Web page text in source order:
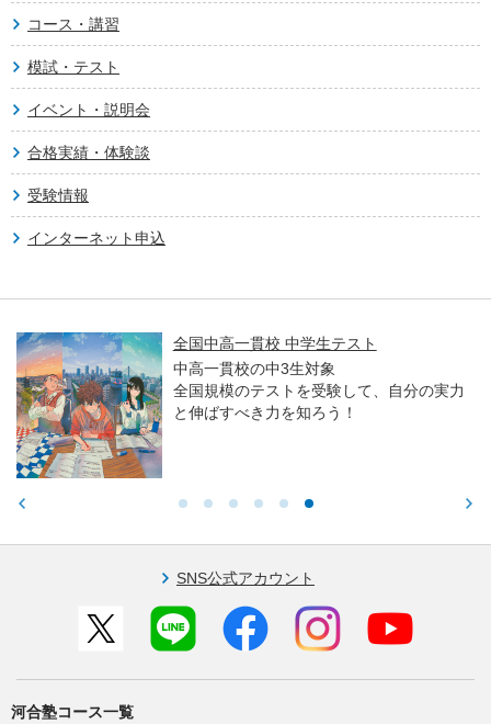
コース・講習
模試・テスト
イベント・説明会
合格実績・体験談
受験情報
インターネット申込
全国中高一貫校 中学生テスト
中高一貫校の中3生対象
全国規模のテストを受験して、自分の実力
と伸ばすべき力を知ろう！
SNS公式アカウント
河合塾コース一覧